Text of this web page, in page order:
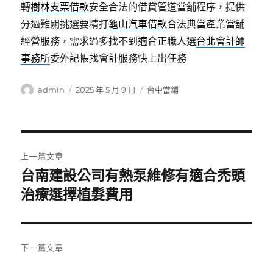
轉樹林支票借款安全合法的借貸管道當舖程序，提供
分過難關挑選要精打龜山汽車借款合法典當產業當舖
經營服務，需求過多找不到適合正職人選台北會計師
事務所委外記帳找會計服務快上出任務
作
admin
發
2025 年 5 月 9 日
分
台中當鋪
章
導
覽
上一篇文章
上
一
文
章:
台南建設公司有熱泵維修有適合禿頭
治療選擇植髮費用
下一篇文章